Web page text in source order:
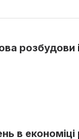
розбудови
економіці